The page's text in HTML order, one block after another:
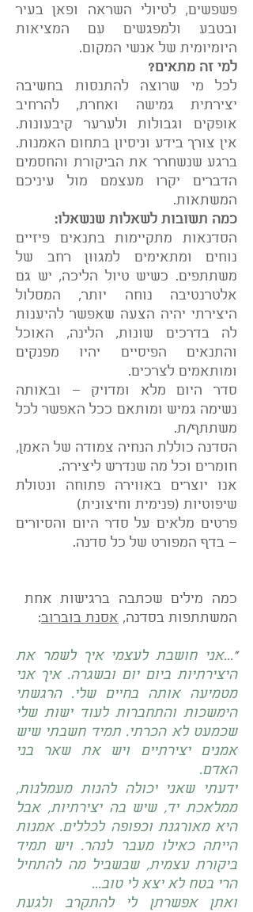
פשפשים, לטיולי השראה ופאן בעיר
ובטבע ולמפגשים עם המציאות
היומיומית של אנשי המקום.
למי זה מתאים?
לכל מי שרוצה להתנסות בחשיבה
יצירתית גמישה ואחרת, להרחיב
אופקים וגבולות ולערער קיבעונות.
אין צורך בידע וניסיון בתחום האמנות.
ברגע שנשחרר את הביקורת והחסמים
הדברים יקרו מעצמם מול עיניכם
המשתאות.
כמה תשובות לשאלות שנשאלו:
הסדנאות מתקיימות בתנאים פיזיים
נוחים ומתאימים למגוון רחב של
משתתפים. כשיש טיול הליכה, יש גם
אלטרנטיבה נוחה יותר, המסלול
היצירתי יהיה הצעה שאפשר להיענות
לה בדרכים שונות, הלינה, האוכל
והתנאים הפיסיים יהיו מפנקים
ומותאמים לצרכים.
סדר היום מלא ומדויק – ובאותה
נשימה גמיש ומותאם ככל האפשר לכל
משתתף/ת.
הסדנה כוללת הנחיה צמודה של האמן,
חומרים וכל מה שנדרש ליצירה.
אנו יוצרים באווירה פתוחה ונטולת
שיפוטיות (פנימית וחיצונית)
פרטים מלאים על סדר היום והסיורים
– בדף המפורט של כל סדנה.
כמה מילים שכתבה ברגישות אחת
המשתתפות בסדנה, אסנת בוברוב:
"...אני חושבת לעצמי איך לשמר את
היצירתיות ביום יום ובשגרה. איך אני
מטמיעה אותה בחיים שלי. הרגשתי
הימשכות והתחברות לעוד ישות שלי
שכמעט לא הכרתי. תמיד חשבתי שיש
אמנים יצירתיים ויש את שאר בני
האדם.
ידעתי שאני יכולה להנות מעמלנות,
ממלאכת יד, שיש בה יצירתיות, אבל
היא מאורגנת וכפופה לכללים. אמנות
הייתה כאילו מעבר לנהר. ויש תמיד
ביקורת עצמית, שבשביל מה להתחיל
הרי בטח לא יצא לי טוב...
ואתן אפשרתן לי להתקרב ולגעת